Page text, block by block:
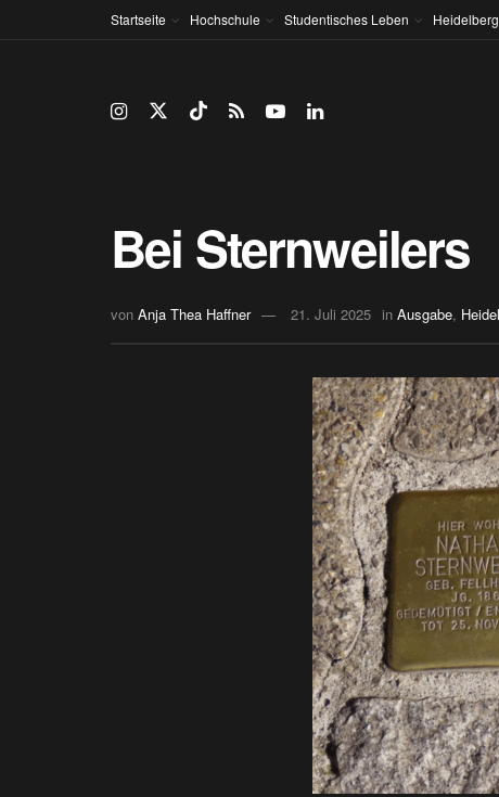
Startseite Hochschule Studentisches Leben Heidelberg
Bei Sternweilers
von Anja Thea Haffner 21. Juli 2025 in Ausgabe,